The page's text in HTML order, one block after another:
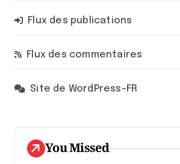
Flux des publications
Flux des commentaires
Site de WordPress-FR
You Missed